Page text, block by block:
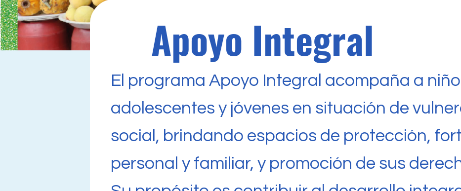
Apoyo Integral
El programa Apoyo Integral acompaña a
adolescentes y jóvenes en situación de
social, brindando espacios de protección,
personal y familiar, y promoción de sus